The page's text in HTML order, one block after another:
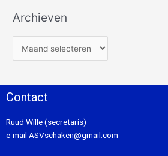
Archieven
Contact
Ruud Wille (secretaris)
e-mail ASVschaken@gmail.com